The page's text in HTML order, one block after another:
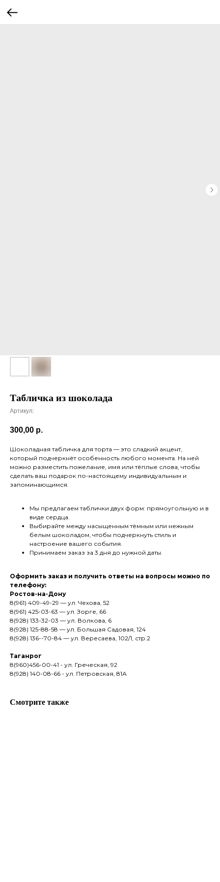
Табличка из шоколада
Артикул:
300,00 р.
Шоколадная табличка для торта — это сладкий акцент,
который подчеркнёт особенность любого момента. На ней
можно разместить пожелание, имя или тёплые слова, чтобы
сделать ваш подарок по-настоящему индивидуальным и
запоминающимся.
Мы предлагаем таблички двух форм: прямоугольную и в
виде сердца.
Выбирайте между насыщенным тёмным или нежным
белым шоколадом, чтобы подчеркнуть стиль и
настроение вашего события.
Принимаем заказ за 3 дня до нужной даты.
Оформить заказ и получить ответы на вопросы можно по
телефону:
Ростов-на-Дону
8(961) 409-49-29 — ул. Чехова, 52
8(961) 425-03-63 — ул. Зорге, 66
8(928) 133-32-03 — ул. Волкова, 6
8(928) 125-88-58 — ул. Большая Садовая, 124
8(928) 136--70-84 — ул. Вересаева, 102/1, стр.2
Таганрог
8(960)456-00-41 - ул. Греческая, 92
8(928) 140-08-66 - ул. Петровская, 81А
Смотрите также